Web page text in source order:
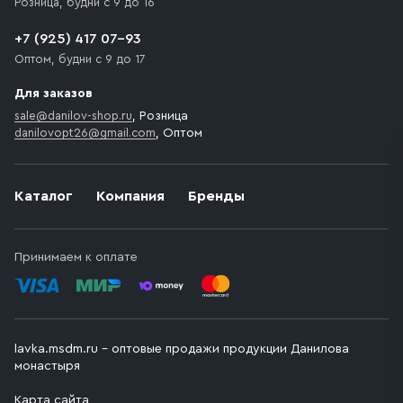
Каталог Компания Бренды
Принимаем к оплате
Розница, будни с 9 до 16
+7 (925) 417 07-93
Оптом, будни с 9 до 17
Для заказов
sale@danilov-shop.ru, Розница
danilovopt26@gmail.com, Оптом
lavka.msdm.ru – оптовые продажи продукции Данилова
монастыря